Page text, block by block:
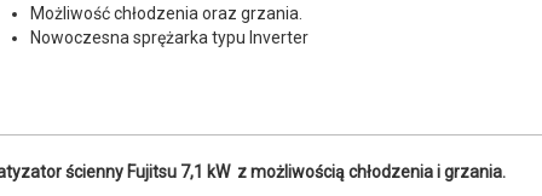
Możliwość chłodzenia oraz grzania.
Nowoczesna sprężarka typu Inverter
ścienny Fujitsu 7,1 kW z możliwością chłodzenia i grzania.